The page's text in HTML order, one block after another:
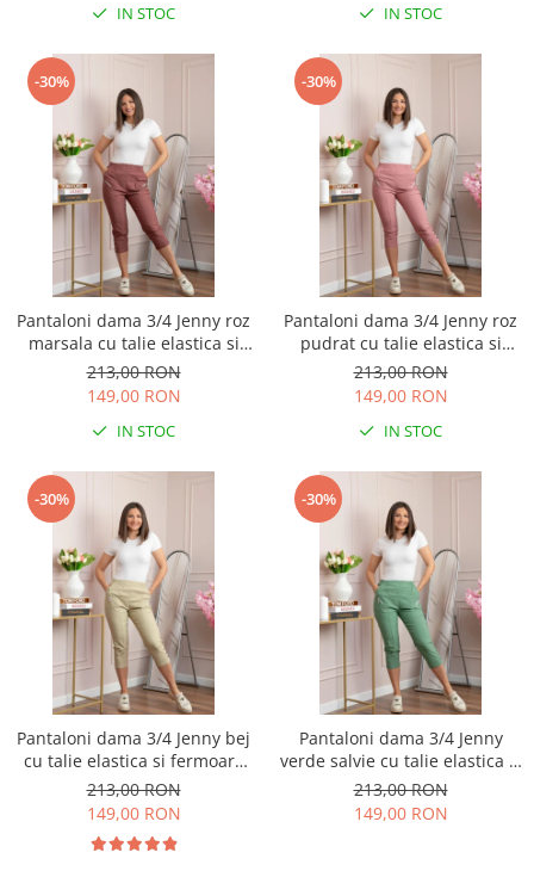
IN STOC IN STOC
-30%
Pantaloni dama 3/4 Jenny roz
marsala cu talie elastica si
fermoare decorative
213,00 RON
149,00 RON
IN STOC
-30%
Pantaloni dama 3/4 Jenny roz
pudrat cu talie elastica si
fermoare decorative
213,00 RON
149,00 RON
IN STOC
-30%
Pantaloni dama 3/4 Jenny bej
cu talie elastica si fermoare
decorative
213,00 RON
149,00 RON
-30%
Pantaloni dama 3/4 Jenny
verde salvie cu talie elastica si
fermoare decorative
213,00 RON
149,00 RON